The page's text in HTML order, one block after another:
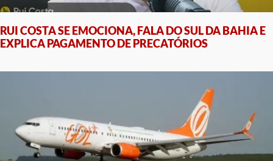
RUI COSTA SE EMOCIONA, FALA DO SUL DA BAHIA E
EXPLICA PAGAMENTO DE PRECATÓRIOS